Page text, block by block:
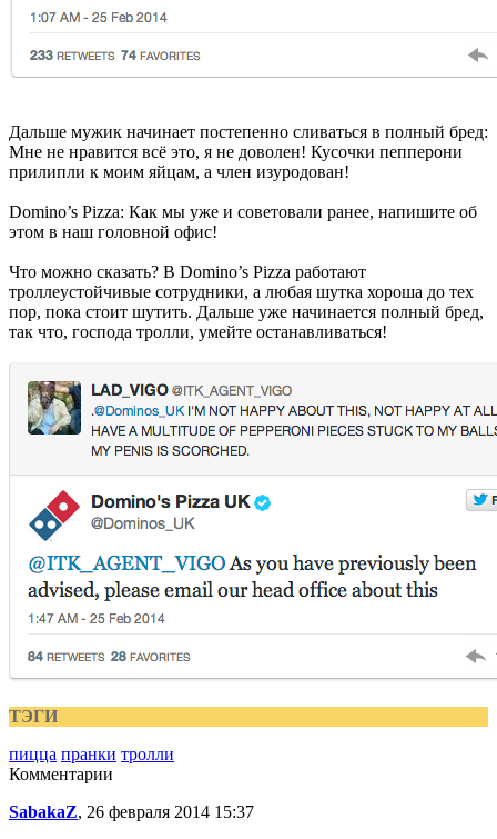
Дальше мужик начинает постепенно сливаться в полный бред:
Мне не нравится всё это, я не доволен! Кусочки пепперони
прилипли к моим яйцам, а член изуродован!
Domino’s Pizza: Как мы уже и советовали ранее, напишите об
этом в наш головной офис!
Что можно сказать? В Domino’s Pizza работают
троллеустойчивые сотрудники, а любая шутка хороша до тех
пор, пока стоит шутить. Дальше уже начинается полный бред,
так что, господа тролли, умейте останавливаться!
ТЭГИ
пицца пранки тролли
Комментарии
SabakaZ, 26 февраля 2014 15:37